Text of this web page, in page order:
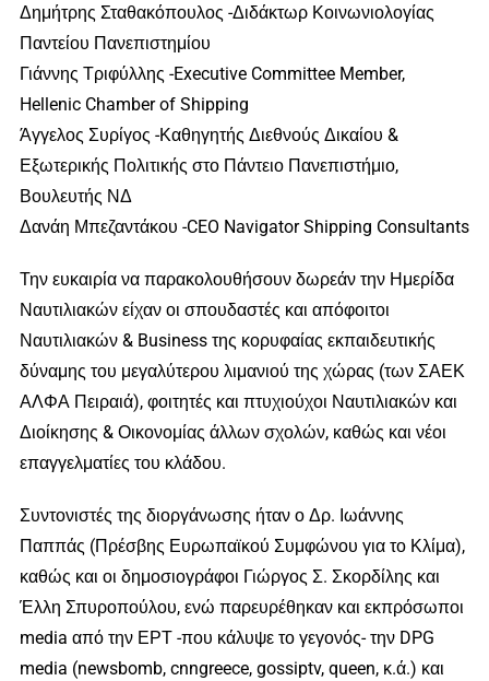
Δημήτρης Σταθακόπουλος -Διδάκτωρ Κοινωνιολογίας
Παντείου Πανεπιστημίου
Γιάννης Τριφύλλης -Executive Committee Member,
Hellenic Chamber of Shipping
Άγγελος Συρίγος -Καθηγητής Διεθνούς Δικαίου &
Εξωτερικής Πολιτικής στο Πάντειο Πανεπιστήμιο,
Βουλευτής ΝΔ
Δανάη Μπεζαντάκου -CEO Navigator Shipping Consultants
Την ευκαιρία να παρακολουθήσουν δωρεάν την Ημερίδα
Ναυτιλιακών είχαν οι σπουδαστές και απόφοιτοι
Ναυτιλιακών & Business της κορυφαίας εκπαιδευτικής
δύναμης του μεγαλύτερου λιμανιού της χώρας (των ΣΑΕΚ
ΑΛΦΑ Πειραιά), φοιτητές και πτυχιούχοι Ναυτιλιακών και
Διοίκησης & Οικονομίας άλλων σχολών, καθώς και νέοι
επαγγελματίες του κλάδου.
Συντονιστές της διοργάνωσης ήταν ο Δρ. Ιωάννης
Παππάς (Πρέσβης Ευρωπαϊκού Συμφώνου για το Κλίμα),
καθώς και οι δημοσιογράφοι Γιώργος Σ. Σκορδίλης και
Έλλη Σπυροπούλου, ενώ παρευρέθηκαν και εκπρόσωποι
media από την ΕΡΤ -που κάλυψε το γεγονός- την DPG
media (newsbomb, cnngreece, gossiptv, queen, κ.ά.) και